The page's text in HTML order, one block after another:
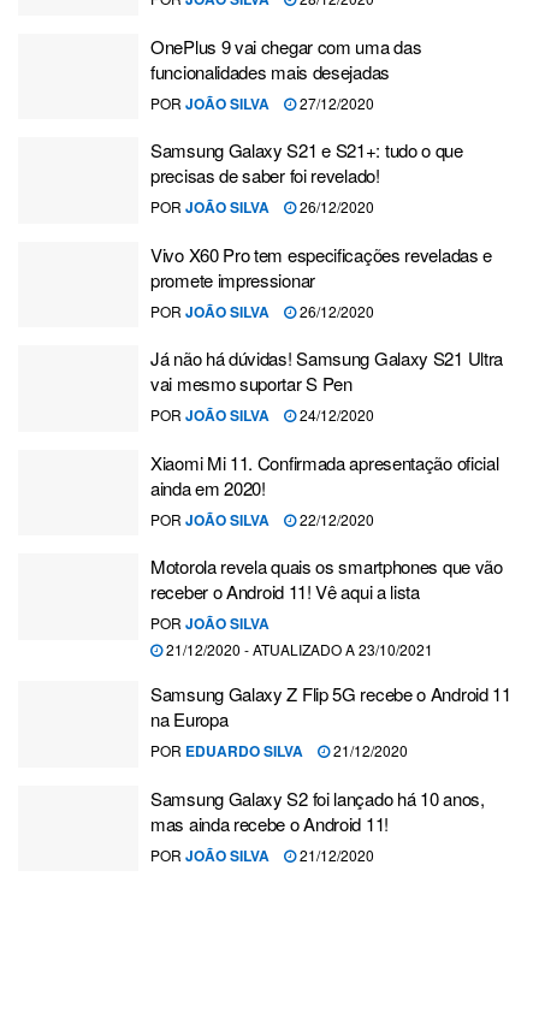
OnePlus 9 vai chegar com uma das
funcionalidades mais desejadas
POR JOÃO SILVA 27/12/2020
Samsung Galaxy S21 e S21+: tudo o que
precisas de saber foi revelado!
POR JOÃO SILVA 26/12/2020
Vivo X60 Pro tem especificações reveladas e
promete impressionar
POR JOÃO SILVA 26/12/2020
Já não há dúvidas! Samsung Galaxy S21 Ultra
vai mesmo suportar S Pen
POR JOÃO SILVA 24/12/2020
Xiaomi Mi 11. Confirmada apresentação oficial
ainda em 2020!
POR JOÃO SILVA 22/12/2020
Motorola revela quais os smartphones que vão
receber o Android 11! Vê aqui a lista
POR JOÃO SILVA
21/12/2020 - ATUALIZADO A 23/10/2021
Samsung Galaxy Z Flip 5G recebe o Android 11
na Europa
POR EDUARDO SILVA 21/12/2020
Samsung Galaxy S2 foi lançado há 10 anos,
mas ainda recebe o Android 11!
POR JOÃO SILVA 21/12/2020